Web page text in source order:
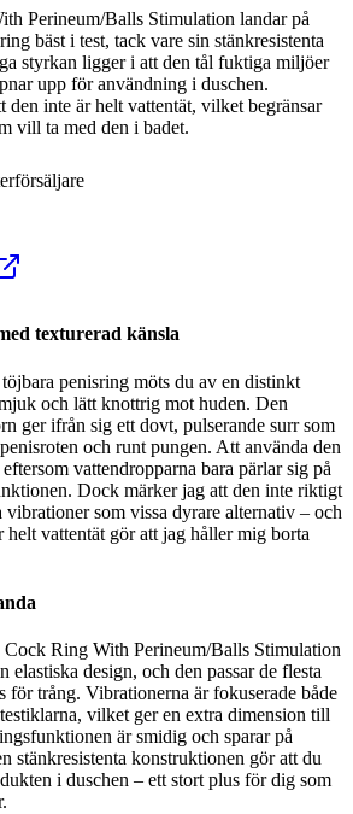
Perineum/Balls Stimulation landar på
bäst i test, tack vare sin stänkresistenta
styrkan ligger i att den tål fuktiga miljöer
upp för användning i duschen.
den inte är helt vattentät, vilket begränsar
vill ta med den i badet.
texturerad känsla
penisring möts du av en distinkt
och lätt knottrig mot huden. Den
ger ifrån sig ett dovt, pulserande surr som
och runt pungen. Att använda den
vattendropparna bara pärlar sig på
Dock märker jag att den inte riktigt
vibrationer som vissa dyrare alternativ – och
helt vattentät gör att jag håller mig borta
Ring With Perineum/Balls Stimulation
elastiska design, och den passar de flesta
för trång. Vibrationerna är fokuserade både
vilket ger en extra dimension till
är smidig och sparar på
stänkresistenta konstruktionen gör att du
i duschen – ett stort plus för dig som